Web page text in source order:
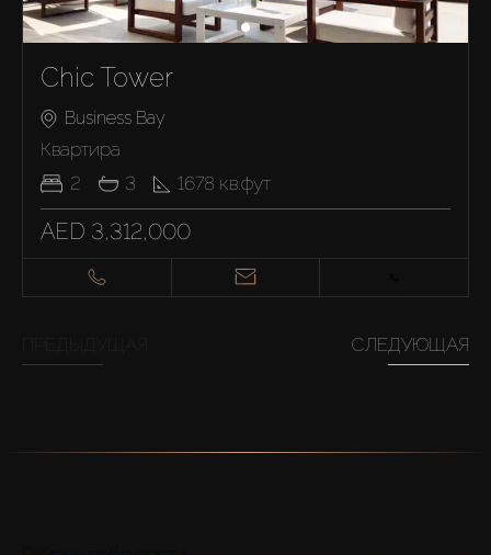
Chic Tower
Business Bay
Квартира
2
3 1678 кв.фут
AED 3,312,000
СЛЕДУЮЩАЯ